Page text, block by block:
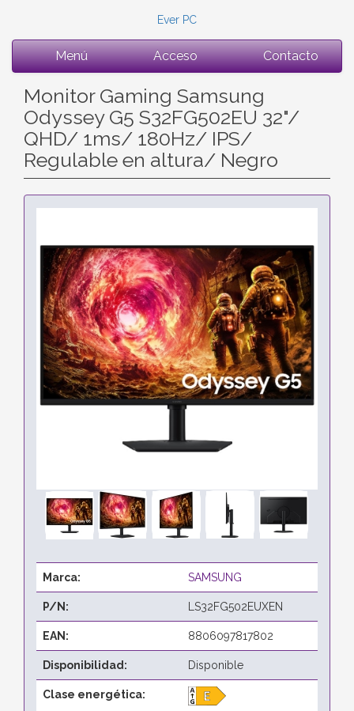
Ever PC
Menú Acceso Contacto
Monitor Gaming Samsung
Odyssey G5 S32FG502EU 32"/
QHD/ 1ms/ 180Hz/ IPS/
Regulable en altura/ Negro
Marca: SAMSUNG
P/N: LS32FG502EUXEN
EAN: 8806097817802
Disponibilidad: Disponible
Clase energética: